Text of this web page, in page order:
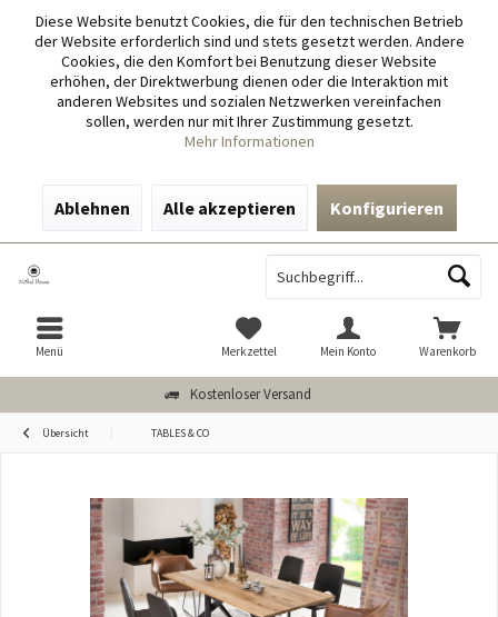
Diese Website benutzt Cookies, die für den technischen Betrieb
der Website erforderlich sind und stets gesetzt werden. Andere
Cookies, die den Komfort bei Benutzung dieser Website
erhöhen, der Direktwerbung dienen oder die Interaktion mit
anderen Websites und sozialen Netzwerken vereinfachen
sollen, werden nur mit Ihrer Zustimmung gesetzt.
Mehr Informationen
Ablehnen Alle akzeptieren Konfigurieren
Kostenloser Versand
Menü Warenkorb
Merkzettel Mein Konto
Übersicht TABLES & CO